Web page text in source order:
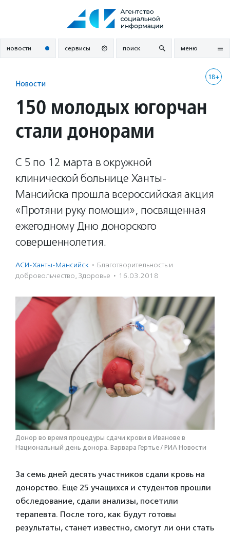
новости сервисы поиск меню
18+
Новости
150 молодых югорчан
стали донорами
С 5 по 12 марта в окружной
клинической больнице Ханты-
Мансийска прошла всероссийская акция
«Протяни руку помощи», посвященная
ежегодному Дню донорского
совершеннолетия.
АСИ-Ханты-Мансийск · Благотвори­тель­ность и
доброволь­чест­во, Здоровье · 16.03.2018
Донор во время процедуры сдачи крови в Иванове в
Национальный день донора. Варвара Гертье / РИА Новости
За семь дней десять участников сдали кровь на
донорство. Еще 25 учащихся и студентов прошли
обследование, сдали анализы, посетили
терапевта. После того, как будут готовы
результаты, станет известно, смогут ли они стать